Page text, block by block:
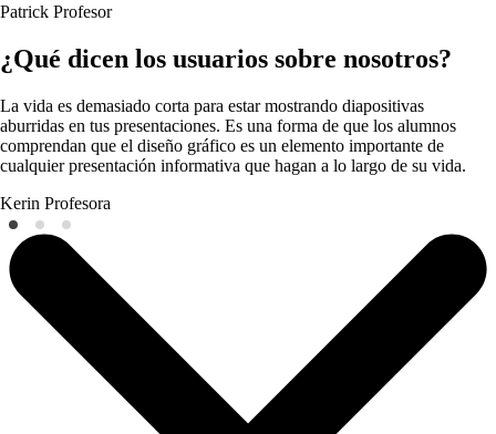
Patrick Profesor
¿Qué dicen los usuarios sobre nosotros?
La vida es demasiado corta para estar mostrando diapositivas
aburridas en tus presentaciones. Es una forma de que los alumnos
comprendan que el diseño gráfico es un elemento importante de
cualquier presentación informativa que hagan a lo largo de su vida.
Kerin Profesora